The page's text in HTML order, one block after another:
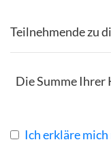
Teilnehmende zu
Die Summe Ihrer
Ich erkläre